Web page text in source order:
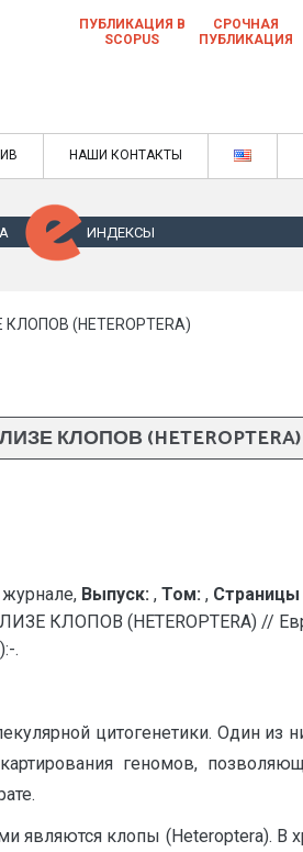
научных статей в
научном журнале
ПУБЛИКАЦИЯ В
SCOPUS
СРОЧНАЯ
ПУБЛИКАЦИЯ
НАШИ КОНТАКТЫ
ИНДЕКСЫ
(HETEROPTERA)
КЛОПОВ (HETEROPTERA)
Выпуск: , Том: , Страницы
(HETEROPTERA) //
.
цитогенетики. Один из
геномов,
являются клопы (Heteroptera). В